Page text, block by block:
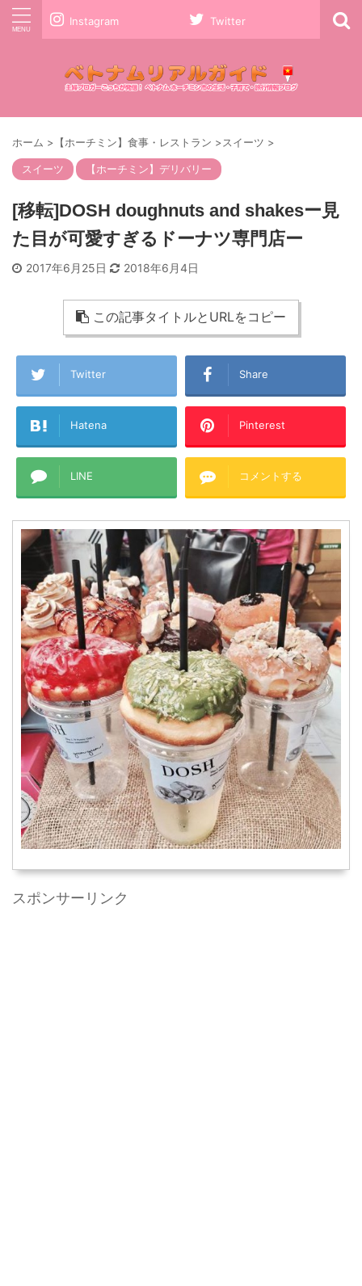
Instagram Twitter
ホーム > 【ホーチミン】食事・レストラン >スイーツ >
スイーツ 【ホーチミン】デリバリー
[移転]DOSH doughnuts and shakesー見
た目が可愛すぎるドーナツ専門店ー
2017年6月25日 2018年6月4日
この記事タイトルとURLをコピー
Twitter Share
Hatena Pinterest
LINE コメントする
スポンサーリンク